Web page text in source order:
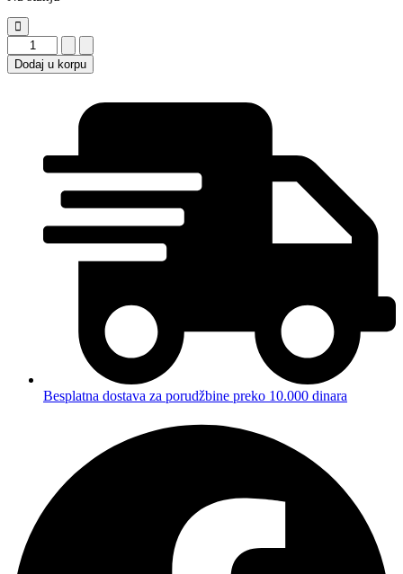
Ranac
za
laptop
količina
Dodaj u korpu
Besplatna dostava za porudžbine preko 10.000 dinara